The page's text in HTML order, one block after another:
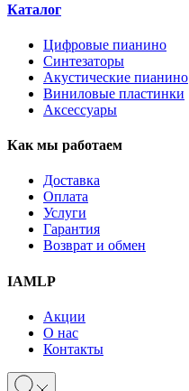
Каталог
Цифровые пианино
Синтезаторы
Акустические пианино
Виниловые пластинки
Аксессуары
Как мы работаем
Доставка
Оплата
Услуги
Гарантия
Возврат и обмен
IAMLP
Акции
О нас
Контакты